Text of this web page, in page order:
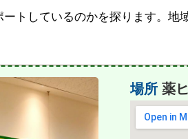
トしているのかを探ります。
場所薬